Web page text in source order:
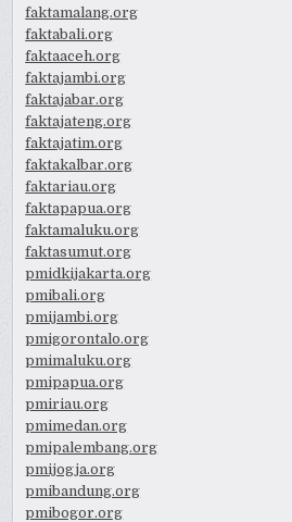
faktamalang.org
faktabali.org
faktaaceh.org
faktajambi.org
faktajabar.org
faktajateng.org
faktajatim.org
faktakalbar.org
faktariau.org
faktapapua.org
faktamaluku.org
faktasumut.org
pmidkijakarta.org
pmibali.org
pmijambi.org
pmigorontalo.org
pmimaluku.org
pmipapua.org
pmiriau.org
pmimedan.org
pmipalembang.org
pmijogja.org
pmibandung.org
pmibogor.org